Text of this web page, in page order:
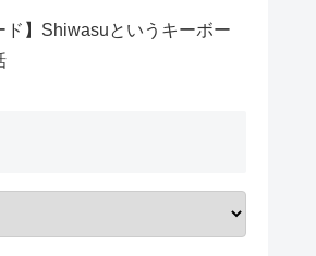
ド】Shiwasuというキーボー